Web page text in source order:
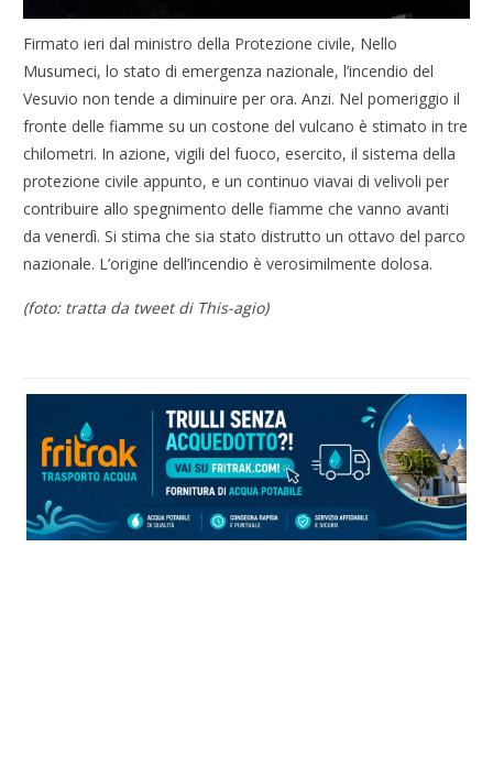
Firmato ieri dal ministro della Protezione civile, Nello
Musumeci, lo stato di emergenza nazionale, l’incendio del
Vesuvio non tende a diminuire per ora. Anzi. Nel pomeriggio il
fronte delle fiamme su un costone del vulcano è stimato in tre
chilometri. In azione, vigili del fuoco, esercito, il sistema della
protezione civile appunto, e un continuo viavai di velivoli per
contribuire allo spegnimento delle fiamme che vanno avanti
da venerdì. Si stima che sia stato distrutto un ottavo del parco
nazionale. L’origine dell’incendio è verosimilmente dolosa.
(foto: tratta da tweet di This-agio)